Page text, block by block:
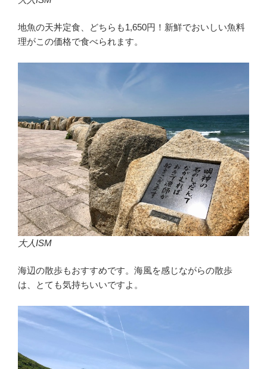
地魚の天丼定食、どちらも1,650円！新鮮でおいしい魚料
理がこの価格で食べられます。
大人ISM
海辺の散歩もおすすめです。海風を感じながらの散歩
は、とても気持ちいいですよ。